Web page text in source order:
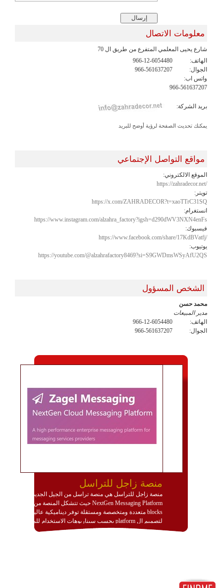
معلومات الاتصال
شارع يحيى المعلمي المتفرع من طريق ال 70
الهاتف:
966-12-6054480
الجوال:
966-561637207
واتس اب:
966-561637207
بريد الشركة:
يمكنك تحديث الصفحة لرؤية أوضح للبريد
مواقع التواصل الإجتماعي
الموقع الالكتروني:
https://zahradecor.net/
تويتر:
https://x.com/ZAHRADECOR?t=xaoTTrC31SQ
انستغرام:
https://www.instagram.com/alzahra_factory?igsh=d290dWV3NXN4enFs
فيسبوك:
https://www.facebook.com/share/17KdBVatfj/
يوتيوب:
https://youtube.com/@alzahrafactory8469?si=S9GWDmsWSyAfU2QS
الشخص المسؤول
محمد حسن
مدير المبيعات
الهاتف:
966-12-6054480
الجوال:
966-561637207
منصة زاجل للتراسل
منصة زاجل للتراسل هي منصة تراسل من الجيل الجديد
NextGen Messaging Platform حيث تتشكل المنصة من
blocks متعددة ومتخصصة ومستقلة توفر ديناميكية عالية
لتصميم ال platform بحسب سيناريوهات الاستخدام للمنصة
وتتوافق مع النشر والاستثمار ضمن بيئة استضافة dedicated